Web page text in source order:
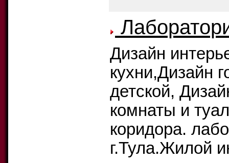
Дизайн
кухни,Дизайн
детской,
комнаты и
коридора.
г.Тула.Жилой